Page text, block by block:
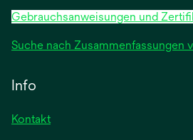
Gebrauchsanweisungen und
Suche nach Zusammenfassungen
Info
Kontakt